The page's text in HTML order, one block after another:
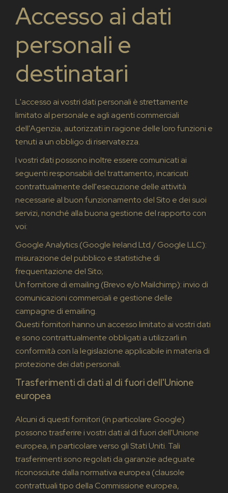
Accesso ai dati
personali e
destinatari
L'accesso ai vostri dati personali è strettamente
limitato al personale e agli agenti commerciali
dell'Agenzia, autorizzati in ragione delle loro funzioni e
tenuti a un obbligo di riservatezza.
I vostri dati possono inoltre essere comunicati ai
seguenti responsabili del trattamento, incaricati
contrattualmente dell'esecuzione delle attività
necessarie al buon funzionamento del Sito e dei suoi
servizi, nonché alla buona gestione del rapporto con
voi:
Google Analytics (Google Ireland Ltd / Google LLC):
misurazione del pubblico e statistiche di
frequentazione del Sito;
Un fornitore di emailing (Brevo e/o Mailchimp): invio di
comunicazioni commerciali e gestione delle
campagne di emailing.
Questi fornitori hanno un accesso limitato ai vostri dati
e sono contrattualmente obbligati a utilizzarli in
conformità con la legislazione applicabile in materia di
protezione dei dati personali.
Trasferimenti di dati al di fuori dell'Unione
europea
Alcuni di questi fornitori (in particolare Google)
possono trasferire i vostri dati al di fuori dell'Unione
europea, in particolare verso gli Stati Uniti. Tali
trasferimenti sono regolati da garanzie adeguate
riconosciute dalla normativa europea (clausole
contrattuali tipo della Commissione europea,